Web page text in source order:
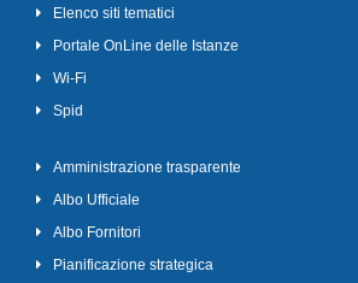
Elenco siti tematici
Portale OnLine delle Istanze
Wi-Fi
Spid
Amministrazione trasparente
Albo Ufficiale
Albo Fornitori
Pianificazione strategica